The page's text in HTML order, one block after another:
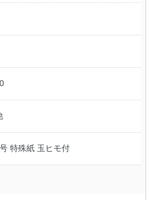
特殊紙 玉ヒモ付